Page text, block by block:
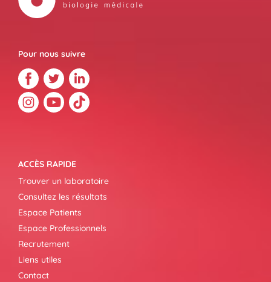
Pour nous suivre
ACCÈS RAPIDE
Trouver un laboratoire
Consultez les résultats
Espace Patients
Espace Professionnels
Recrutement
Liens utiles
Contact